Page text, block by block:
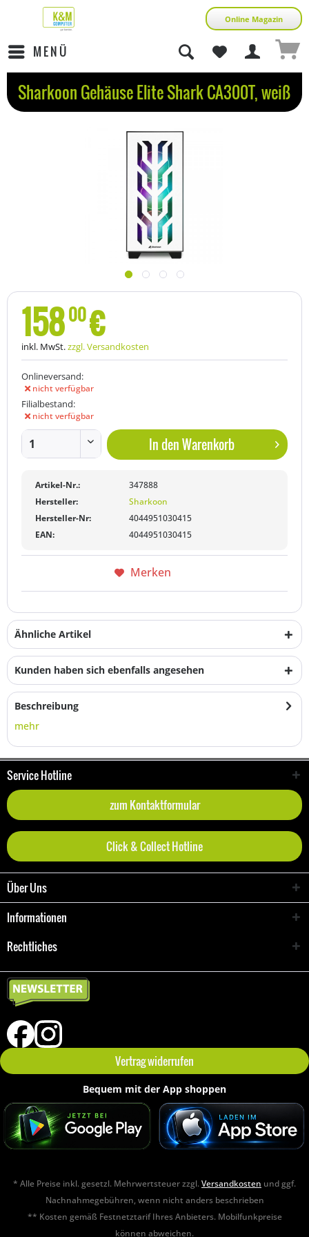
Online Magazin
MENÜ
Sharkoon Gehäuse Elite Shark CA300T, weiß
15800€
inkl. MwSt.zzgl. Versandkosten
Onlineversand:
nicht verfügbar
Filialbestand:
nicht verfügbar
In denWarenkorb
Artikel-Nr.:
347888
Hersteller:
Sharkoon
Hersteller-Nr:
4044951030415
EAN:
4044951030415
Merken
Ähnliche Artikel
Kunden haben sich ebenfalls angesehen
Beschreibung
mehr
Service Hotline
zum Kontaktformular
Click & Collect Hotline
Über Uns
Informationen
Rechtliches
Vertrag widerrufen
Bequem mit der App shoppen
* Alle Preise inkl. gesetzl. Mehrwertsteuer zzgl.Versandkosten und ggf.
Nachnahmegebühren, wenn nicht anders beschrieben
** Kosten gemäß Festnetztarif Ihres Anbieters. Mobilfunkpreise
können abweichen.